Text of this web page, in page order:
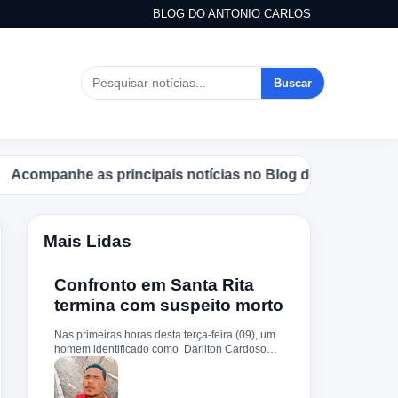
BLOG DO ANTONIO CARLOS
Buscar
as principais notícias no Blog do Antonio Carlos.
Mais Lidas
Confronto em Santa Rita
termina com suspeito morto
Nas primeiras horas desta terça-feira (09), um
homem identificado como Darliton Cardoso
Pereira morreu após confronto com a Polícia
Militar no povoado Timbotiba, zona rural de
Santa Rita. De acordo com a PM, os policiais